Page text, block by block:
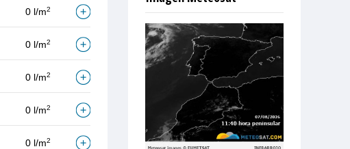
0 l/m2
0 l/m2
0 l/m2
0 l/m2
0 l/m2